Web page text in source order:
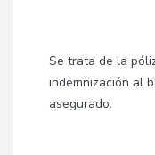
Se trata de la
indemnización al
asegurado.